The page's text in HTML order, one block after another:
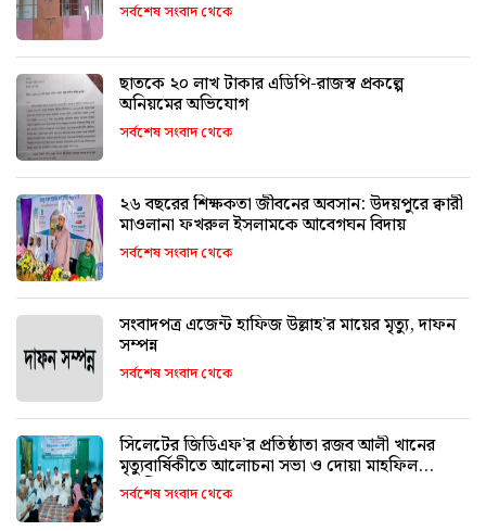
সর্বশেষ সংবাদ থেকে
ছাতকে ২০ লাখ টাকার এডিপি-রাজস্ব প্রকল্পে
অনিয়মের অভিযোগ
সর্বশেষ সংবাদ থেকে
২৬ বছরের শিক্ষকতা জীবনের অবসান: উদয়পুরে ক্বারী
মাওলানা ফখরুল ইসলামকে আবেগঘন বিদায়
সর্বশেষ সংবাদ থেকে
সংবাদপত্র এজেন্ট হাফিজ উল্লাহ’র মায়ের মৃত্যু, দাফন
সম্পন্ন
সর্বশেষ সংবাদ থেকে
সিলেটের জিডিএফ’র প্রতিষ্ঠাতা রজব আলী খানের
মৃত্যুবার্ষিকীতে আলোচনা সভা ও দোয়া মাহফিল
অনুষ্ঠিত
সর্বশেষ সংবাদ থেকে